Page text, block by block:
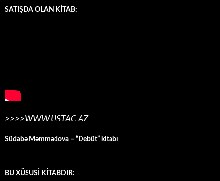
SATIŞDA OLAN KİTAB:
>>>>WWW.USTAC.AZ
Südabə Məmmədova – “Debüt” kitabı
BU XÜSUSİ KİTABDIR: